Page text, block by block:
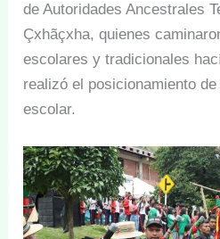
de Autoridades Ancestrales
Çxhãçxha, quienes
escolares y tradicionales
realizó el posicionamiento
escolar.